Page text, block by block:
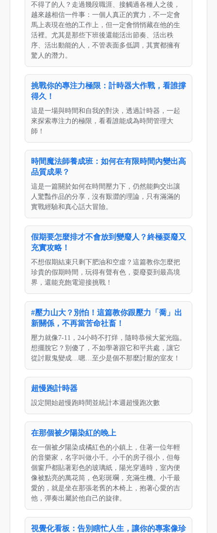
不得了的人？走過幾段職涯、接觸過各種人之後，
越來越相信一件事：一個人真正的實力，不一定會
馬上表現在他的工作上，但一定會悄悄藏在他的生
活裡。尤其是那些下班後還能活出節奏、活出秩
序、活出動能的人，不管表面多低調，其實都擁有
驚人的潛力。
挑戰你的專注力極限：計時器大作戰，看誰撐
得久！
這是一場與時間和自我的對決，透過計時器，一起
來探索專注力的極限，看看誰能成為時間管理大
師！
時間魔法師養成班：如何在有限時間內變出高
品質成果？
這是一篇關於如何在時間壓力下，仍然能夠交出讓
人驚豔作品的分享，沒有艱澀的理論，只有滿滿的
實戰經驗和真心話大冒險。
假期要怎麼排才不會放到變廢人？終極耍廢又
充實攻略！
不想假期結束只剩下肥油和空虛？這篇教你怎麼把
珍貴的假期時間，玩得有聲有色，耍廢耍到最高境
界，還能充飽電迎接挑戰！
#壓力山大？別怕！這篇教你跟壓力「喬」出
新關係，不再當苦命社畜！
壓力就像7-11，24小時不打烊，隨時恭候大駕光臨。
想擺脫它？別傻了，不如學著跟它和平共處，讓它
從討厭鬼變成…嗯…至少是個不那麼討厭的室友！
超慢跑計時器
設定開始超慢跑時間並統計本週超慢跑次數
在那個被夕陽染紅的晚上
在一個被夕陽染成橘紅色的小鎮上，住著一位年輕
的音樂家，名字叫做小千。小千的房子很小，但每
個窗戶都貼著彩色的玻璃紙，陽光穿過時，室內便
像被點亮的萬花筒，色彩斑斕，充滿生機。小千最
愛的，就是坐在那張老舊的木椅上，抱著心愛的吉
他，彈奏出屬於他自己的旋律。
視覺化看板：告別瞎忙人生，讓你的專案像珍